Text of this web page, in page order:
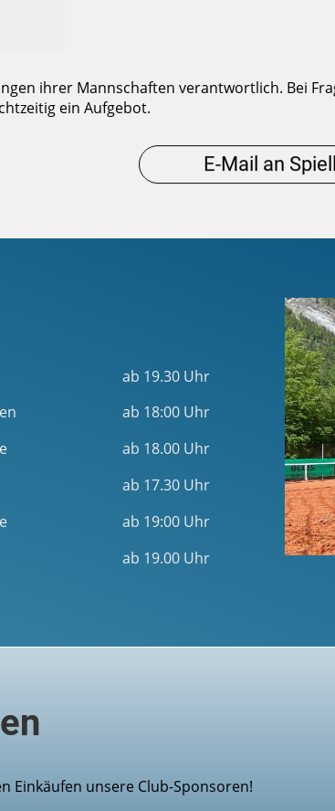
ihrer Mannschaften verantwortlich. Bei
ein Aufgebot.
E-Mail an
ab 19.30 Uhr
ab 18:00 Uhr
ab 18.00 Uhr
ab 17.30 Uhr
ab 19:00 Uhr
ab 19.00 Uhr
Einkäufen unsere Club-Sponsoren!